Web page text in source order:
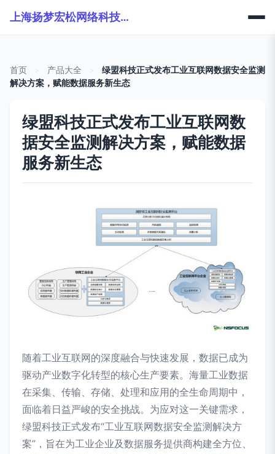
上海扬梦宏松网络科技有限公司
首页 产品大全
绿盟科技正式发布工业互联网数据安全监测
解决方案，赋能数据服务新生态
绿盟科技正式发布工业互联网数
据安全监测解决方案，赋能数据
服务新生态
随着工业互联网的深度融合与快速发展，数据已成为
驱动产业数字化转型的核心生产要素。海量工业数据
在采集、传输、存储、处理和应用的全生命周期中，
面临着日益严峻的安全挑战。为应对这一关键需求，
绿盟科技正式发布“工业互联网数据安全监测解决方
案”，旨在为工业企业及数据服务提供商构建全方位、